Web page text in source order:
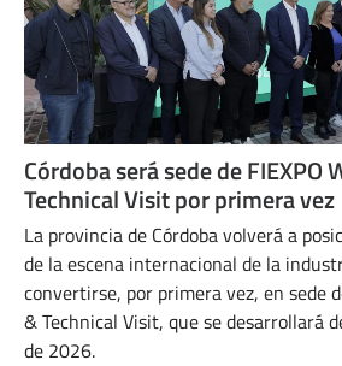
Córdoba será sede de FIEXPO
Technical Visit por primera vez
La provincia de Córdoba volverá a
de la escena internacional de la
convertirse, por primera vez, en sede
& Technical Visit, que se desarrollará
de 2026.